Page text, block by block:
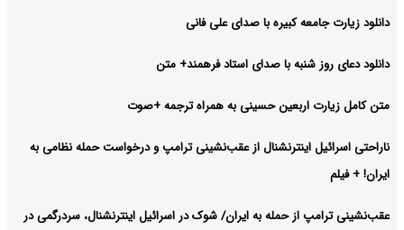
دانلود زیارت جامعه کبیره با صدای علی فانی
دانلود دعای روز شنبه با صدای استاد فرهمند+ متن
متن کامل زیارت اربعین حسینی به همراه ترجمه +صوت
ناراحتی اسرائیل اینترنشنال از عقب‌نشینی ترامپ و درخواست حمله نظامی به
ایران! + فیلم
عقب‌نشینی ترامپ از حمله به ایران/ شوک در اسرائیل اینترنشنال، سردرگمی در